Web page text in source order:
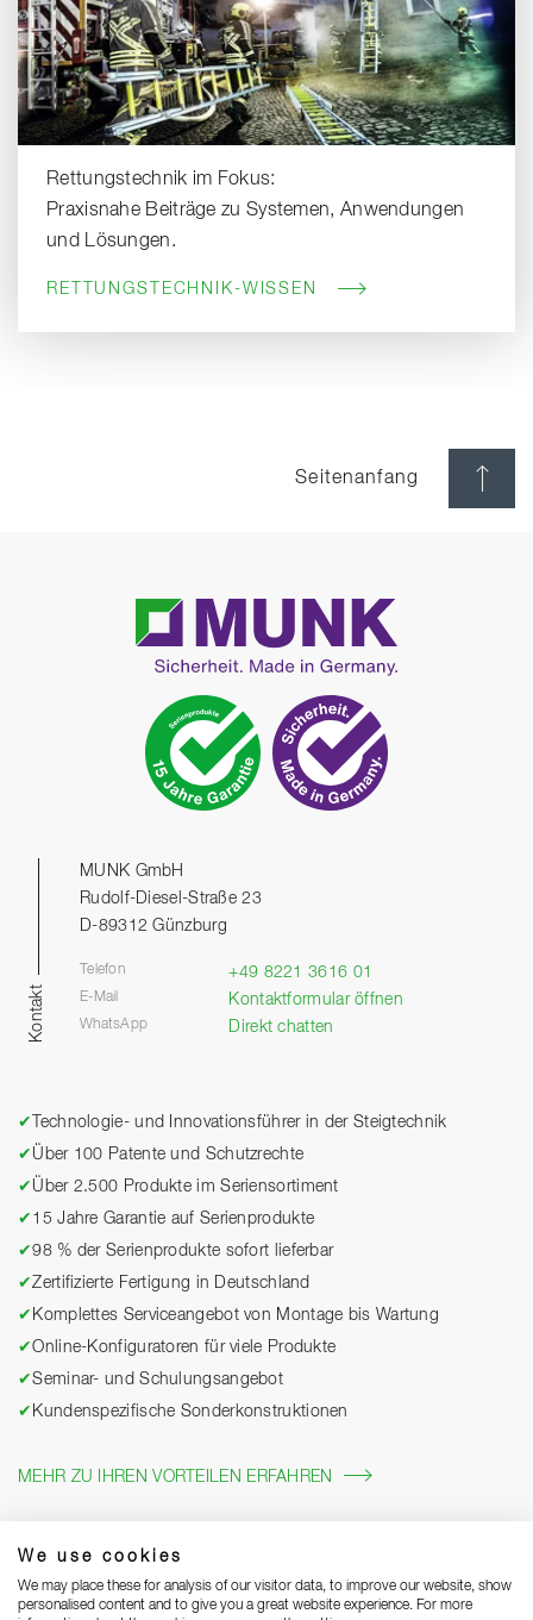
We use cookies
We may place these for analysis of our visitor data, to improve our website, show
personalised content and to give you a great website experience. For more
Rettungstechnik im Fokus:
Praxisnahe Beiträge zu Systemen, Anwendungen
und Lösungen.
RETTUNGSTECHNIK-WISSEN
Seitenanfang
Kontakt
MUNK GmbH
Rudolf-Diesel-Straße 23
D-89312 Günzburg
Telefon +49 8221 3616 01
E-Mail Kontaktformular öffnen
WhatsApp Direkt chatten
✔
Technologie- und Innovationsführer in der Steigtechnik
✔ Über 100 Patente und Schutzrechte
✔ Über 2.500 Produkte im Seriensortiment
✔ 15 Jahre Garantie auf Serienprodukte
✔98 % der Serienprodukte sofort lieferbar
✔Zertifizierte Fertigung in Deutschland
✔ Komplettes Serviceangebot von Montage bis Wartung
✔Online-Konfiguratoren für viele Produkte
✔Seminar- und Schulungsangebot
✔ Kundenspezifische Sonderkonstruktionen
MEHR ZU IHREN VORTEILEN ERFAHREN